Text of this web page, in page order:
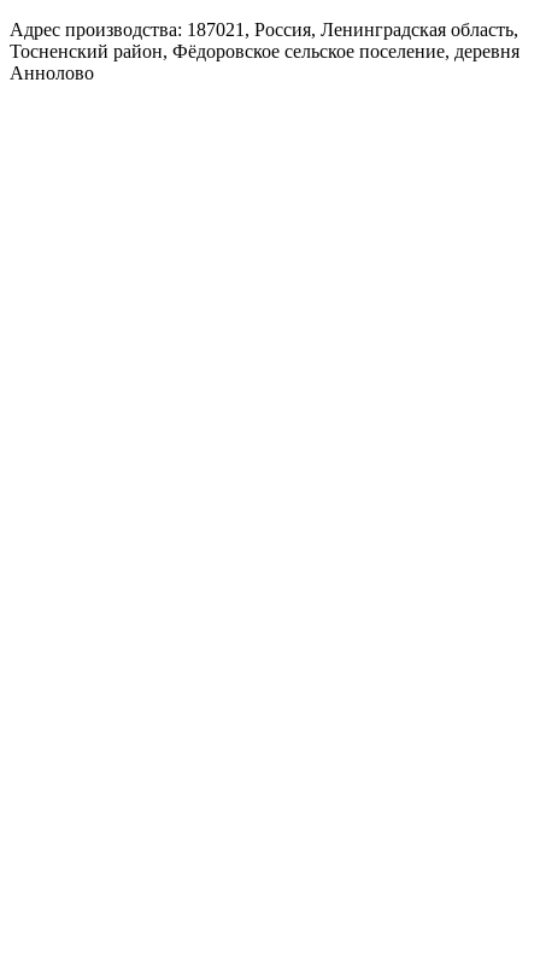
Адрес производства: 187021, Россия, Ленинградская область,
Тосненский район, Фёдоровское сельское поселение, деревня
Аннолово